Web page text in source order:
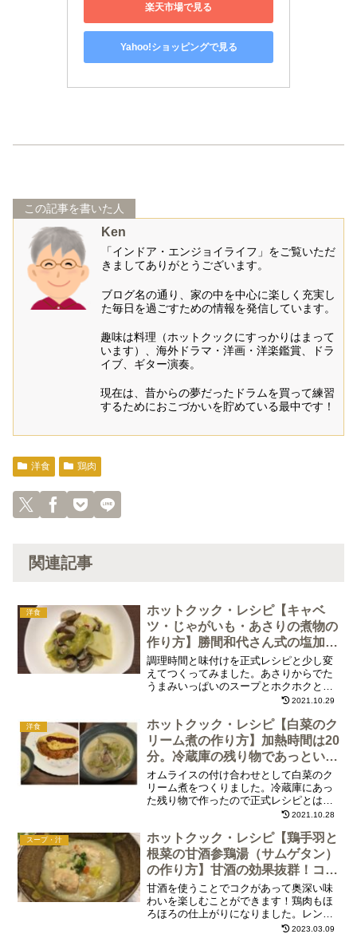
楽天市場で見る
Yahoo!ショッピングで見る
この記事を書いた人
Ken
「インドア・エンジョイライフ」をご覧いただ
きましてありがとうございます。
ブログ名の通り、家の中を中心に楽しく充実し
た毎日を過ごすための情報を発信しています。
趣味は料理（ホットクックにすっかりはまって
います）、海外ドラマ・洋画・洋楽鑑賞、ドラ
イブ、ギター演奏。
現在は、昔からの夢だったドラムを買って練習
するためにおこづかいを貯めている最中です！
洋食 鶏肉
関連記事
洋食
ホットクック・レシピ【キャベ
ツ・じゃがいも・あさりの煮物の
作り方】勝間和代さん式の塩加減
で！
調理時間と味付けを正式レシピと少し変
えてつくってみました。あさりからでた
うまみいっぱいのスープとホクホクとや
わらかいじゃがいも、口の中でとろける
ができあがり！今回も勝間和代さんの塩
加減で味付けしました。
2021.10.29
洋食
ホットクック・レシピ【白菜のク
リーム煮の作り方】加熱時間は20
分。冷蔵庫の残り物であっという
まに美味しくできました。
オムライスの付け合わせとして白菜のク
リーム煮をつくりました。冷蔵庫にあっ
た残り物で作ったので正式レシピとは具
材と調味料が少し異なりましたが美味し
2021.10.28
スープ・汁
ホットクック・レシピ【鶏手羽と
根菜の甘酒参鶏湯（サムゲタン）
の作り方】甘酒の効果抜群！コク
があって深い味わい！
甘酒を使うことでコクがあって奥深い味
わいを楽しむことができます！鶏肉もほ
ろほろの仕上がりになりました。レンコ
ンがやわらかいのにシャキシャキ食感が
2023.03.09